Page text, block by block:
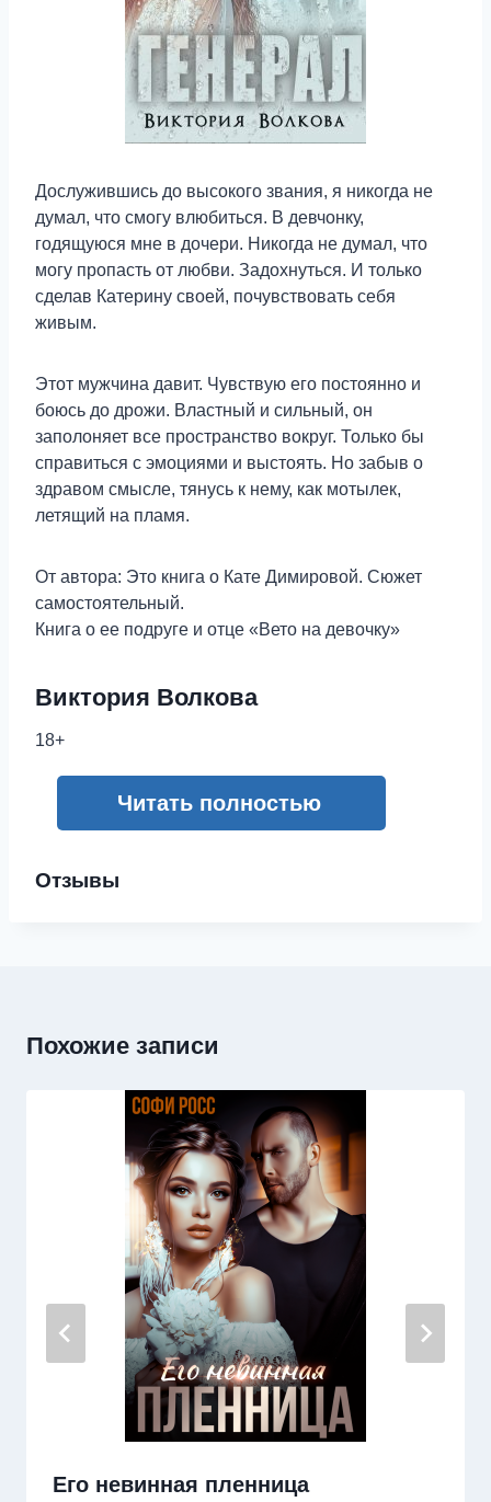
Дослужившись до высокого звания, я никогда не
думал, что смогу влюбиться. В девчонку,
годящуюся мне в дочери. Никогда не думал, что
могу пропасть от любви. Задохнуться. И только
сделав Катерину своей, почувствовать себя
живым.
Этот мужчина давит. Чувствую его постоянно и
боюсь до дрожи. Властный и сильный, он
заполоняет все пространство вокруг. Только бы
справиться с эмоциями и выстоять. Но забыв о
здравом смысле, тянусь к нему, как мотылек,
летящий на пламя.
От автора: Это книга о Кате Димировой. Сюжет
самостоятельный.
Книга о ее подруге и отце «Вето на девочку»
Виктория Волкова
18+
Читать полностью
Отзывы
Похожие записи
Его невинная пленница